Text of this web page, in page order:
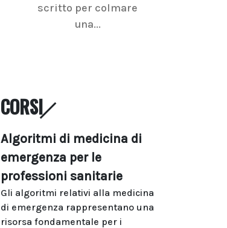
scritto per colmare
una...
CORSI
Algoritmi di medicina di
emergenza per le
professioni sanitarie
Gli algoritmi relativi alla medicina
di emergenza rappresentano una
risorsa fondamentale per i